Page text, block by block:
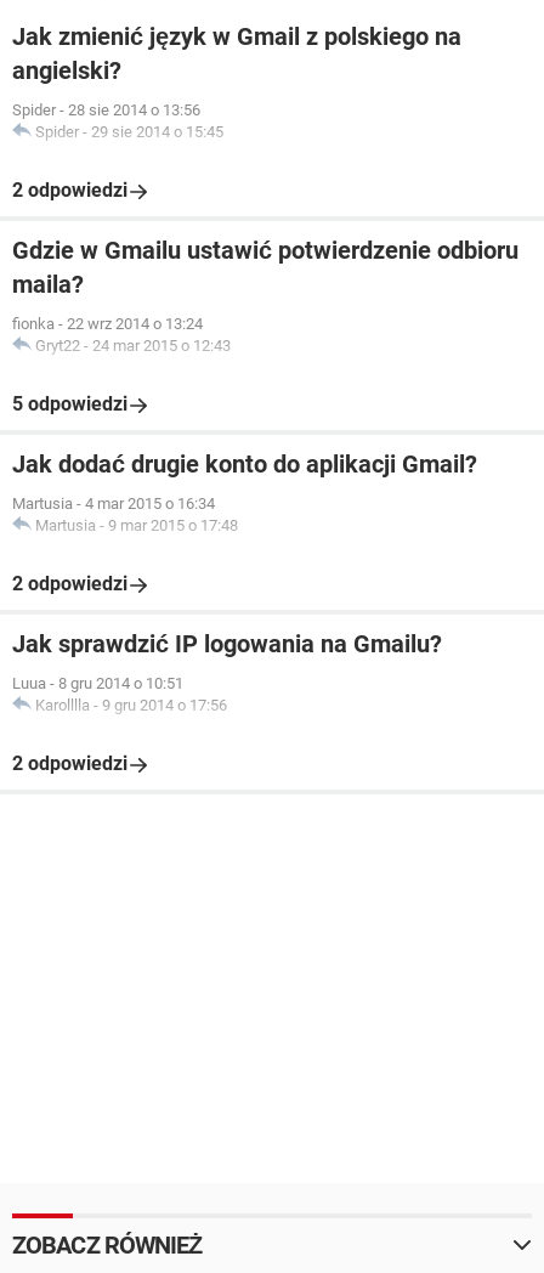
Jak zmienić język w Gmail z polskiego na
angielski?
Spider - 28 sie 2014 o 13:56
Spider - 29 sie 2014 o 15:45
2 odpowiedzi
Gdzie w Gmailu ustawić potwierdzenie odbioru
maila?
fionka - 22 wrz 2014 o 13:24
Gryt22 - 24 mar 2015 o 12:43
5 odpowiedzi
Jak dodać drugie konto do aplikacji Gmail?
Martusia - 4 mar 2015 o 16:34
Martusia - 9 mar 2015 o 17:48
2 odpowiedzi
Jak sprawdzić IP logowania na Gmailu?
Luua - 8 gru 2014 o 10:51
Karolllla - 9 gru 2014 o 17:56
2 odpowiedzi
ZOBACZ RÓWNIEŻ